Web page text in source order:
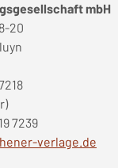
mbH
20
7239
verlage.de